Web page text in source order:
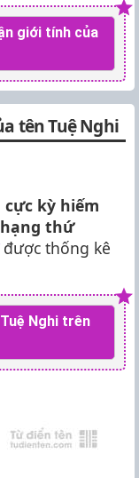
giới tính của
tên Tuệ Nghi
cực kỳ hiếm
thứ
được thống kê
Nghi trên